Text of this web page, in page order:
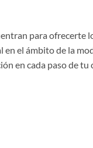
para ofrecerte
el ámbito de la
en cada paso de tu